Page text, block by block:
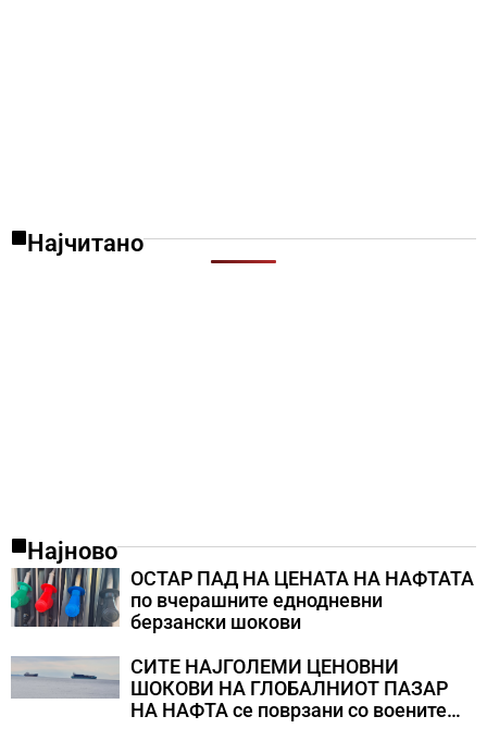
Најчитано
Најново
ОСТАР ПАД НА ЦЕНАТА НА НАФТАТА
по вчерашните еднодневни
берзански шокови
СИТЕ НАЈГОЛЕМИ ЦЕНОВНИ
ШОКОВИ НА ГЛОБАЛНИОТ ПАЗАР
НА НАФТА се поврзани со воените